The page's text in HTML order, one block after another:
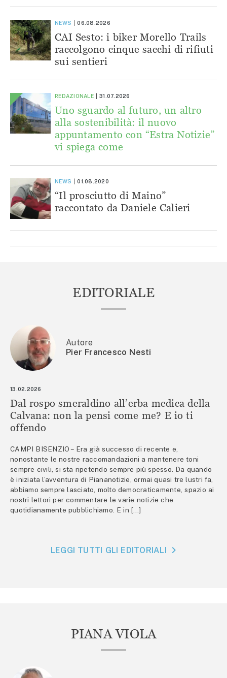
NEWS 06.08.2026
CAI Sesto: i biker Morello Trails
raccolgono cinque sacchi di rifiuti
sui sentieri
REDAZIONALE 31.07.2026
Uno sguardo al futuro, un altro
alla sostenibilità: il nuovo
appuntamento con “Estra Notizie”
vi spiega come
NEWS 01.08.2020
“Il prosciutto di Maino”
raccontato da Daniele Calieri
EDITORIALE
Autore
Pier Francesco Nesti
13.02.2026
Dal rospo smeraldino all’erba medica della
Calvana: non la pensi come me? E io ti
offendo
CAMPI BISENZIO – Era già successo di recente e,
nonostante le nostre raccomandazioni a mantenere toni
sempre civili, si sta ripetendo sempre più spesso. Da quando
è iniziata l’avventura di Piananotizie, ormai quasi tre lustri fa,
abbiamo sempre lasciato, molto democraticamente, spazio ai
nostri lettori per commentare le varie notizie che
quotidianamente pubblichiamo. E in […]
LEGGI TUTTI GLI EDITORIALI
PIANA VIOLA